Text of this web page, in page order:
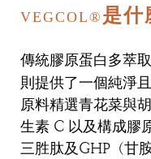
VEGCOL® 是什
傳統膠原蛋白多萃
則提供了一個純淨
原料精選青花菜與
生素 C 以及構成膠
三胜肽及GHP （甘